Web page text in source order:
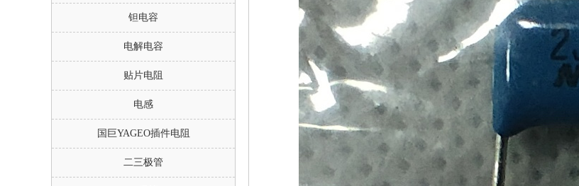
钽电容
电解电容
贴片电阻
电感
国巨YAGEO插件电阻
二三极管